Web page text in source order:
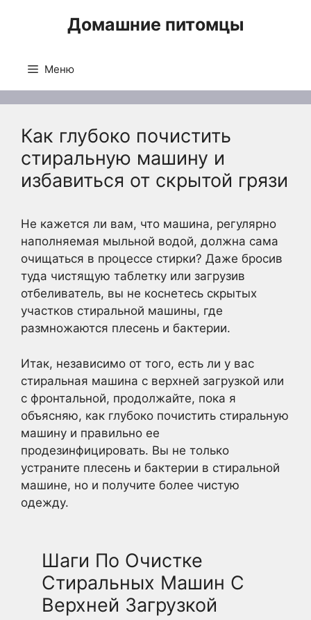
Домашние питомцы
Меню
Как глубоко почистить
стиральную машину и
избавиться от скрытой грязи
Не кажется ли вам, что машина, регулярно
наполняемая мыльной водой, должна сама
очищаться в процессе стирки? Даже бросив
туда чистящую таблетку или загрузив
отбеливатель, вы не коснетесь скрытых
участков стиральной машины, где
размножаются плесень и бактерии.
Итак, независимо от того, есть ли у вас
стиральная машина с верхней загрузкой или
с фронтальной, продолжайте, пока я
объясняю, как глубоко почистить стиральную
машину и правильно ее
продезинфицировать. Вы не только
устраните плесень и бактерии в стиральной
машине, но и получите более чистую
одежду.
Шаги По Очистке
Стиральных Машин С
Верхней Загрузкой